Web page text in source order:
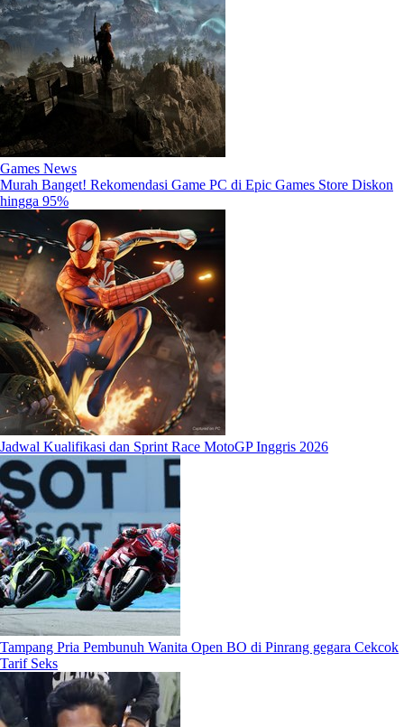
Games News
Murah Banget! Rekomendasi Game PC di Epic Games Store Diskon
hingga 95%
Jadwal Kualifikasi dan Sprint Race MotoGP Inggris 2026
Tampang Pria Pembunuh Wanita Open BO di Pinrang gegara Cekcok
Tarif Seks